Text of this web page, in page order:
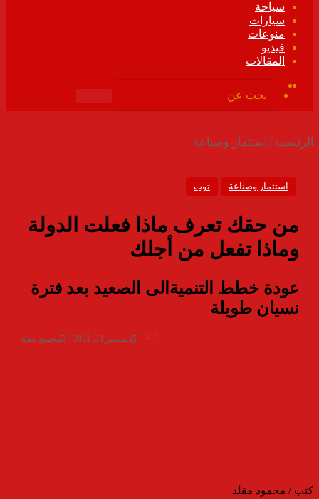
سياحة
سيارات
منوعات
فيديو
المقالات
الموقع
الرئيسية / استثمار وصناعة
استثمار وصناعة توب
من حقك تعرف ماذا فعلت الدولة
وماذا تفعل من أجلك
عودة خطط التنميةالى الصعيد بعد فترة
نسيان طويلة
محمود مقلد ديسمبر 24, 2021 487
كتب / محمود مقلد